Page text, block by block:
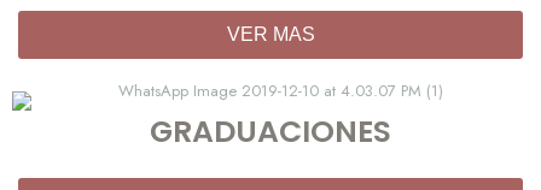
VER MAS
GRADUACIONES